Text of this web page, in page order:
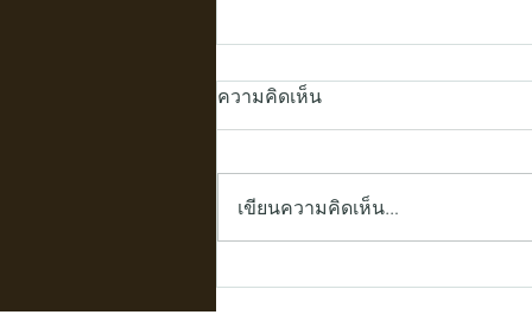
ไอเดียตกแต่งบ้านด้วย "กล่อง
ความคิดเห็น
เขียนความคิดเห็น…